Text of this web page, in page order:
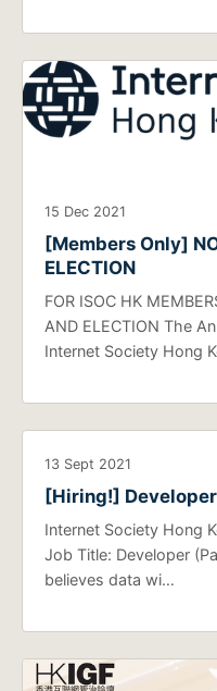
15 Dec 2021
[Members Only]
ELECTION
FOR ISOC HK
AND ELECTION The
Internet Society Hong
13 Sept 2021
[Hiring!]
Internet Society Hong
Job Title: Developer
believes data wi…